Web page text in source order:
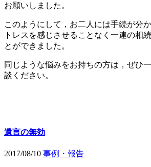
お願いしました。
このようにして，お二人には手続が分
トレスを感じさせることなく一連の相
とができました。
同じような悩みをお持ちの方は，ぜひ
談ください。
遺言の無効
2017/08/10 事例・報告